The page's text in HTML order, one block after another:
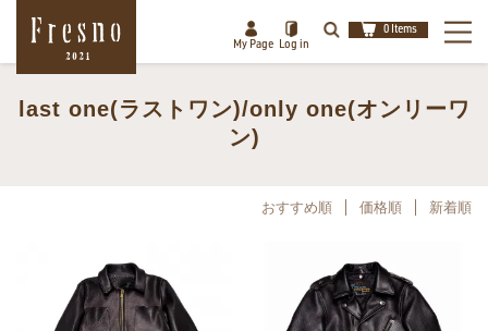
My Page Log in
検索
0 Items
last one(ラストワン)/only one(オンリーワ
ン)
おすすめ順 価格順 新着順